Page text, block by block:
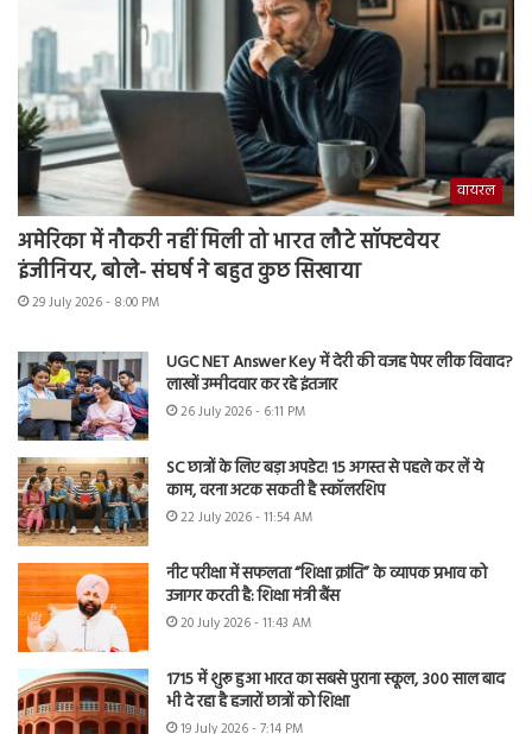
वायरल
अमेरिका में नौकरी नहीं मिली तो भारत लौटे सॉफ्टवेयर
इंजीनियर, बोले- संघर्ष ने बहुत कुछ सिखाया
29 July 2026 - 8:00 PM
UGC NET Answer Key में देरी की वजह पेपर लीक विवाद?
लाखों उम्मीदवार कर रहे इंतजार
26 July 2026 - 6:11 PM
SC छात्रों के लिए बड़ा अपडेट! 15 अगस्त से पहले कर लें ये
काम, वरना अटक सकती है स्कॉलरशिप
22 July 2026 - 11:54 AM
नीट परीक्षा में सफलता “शिक्षा क्रांति” के व्यापक प्रभाव को
उजागर करती है: शिक्षा मंत्री बैंस
20 July 2026 - 11:43 AM
1715 में शुरू हुआ भारत का सबसे पुराना स्कूल, 300 साल बाद
भी दे रहा है हजारों छात्रों को शिक्षा
19 July 2026 - 7:14 PM